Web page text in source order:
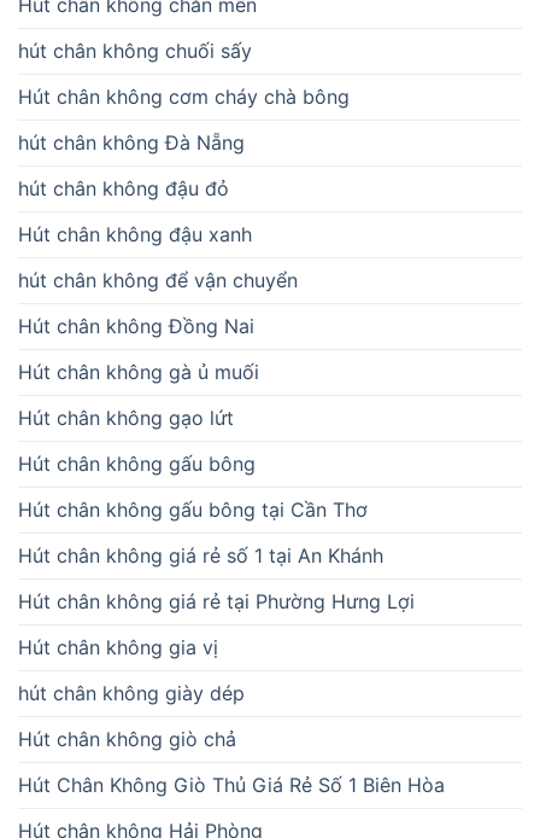
hút chân không chuối sấy
Hút chân không cơm cháy chà bông
hút chân không Đà Nẵng
hút chân không đậu đỏ
Hút chân không đậu xanh
hút chân không để vận chuyển
Hút chân không Đồng Nai
Hút chân không gà ủ muối
Hút chân không gạo lứt
Hút chân không gấu bông
Hút chân không gấu bông tại Cần Thơ
Hút chân không giá rẻ số 1 tại An Khánh
Hút chân không giá rẻ tại Phường Hưng Lợi
Hút chân không gia vị
hút chân không giày dép
Hút chân không giò chả
Hút Chân Không Giò Thủ Giá Rẻ Số 1 Biên Hòa
Hút chân không Hải Phòng